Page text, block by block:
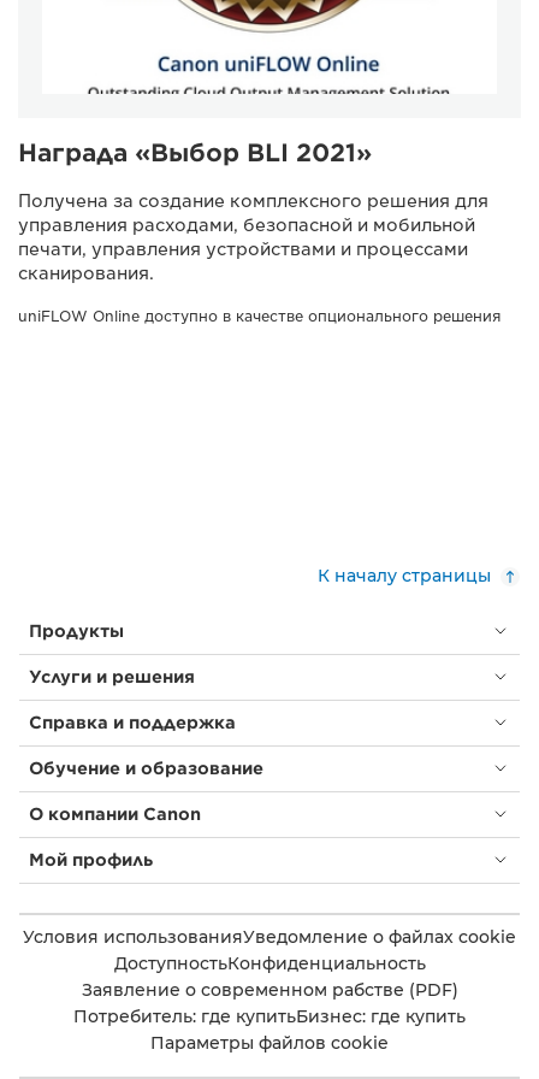
Награда «Выбор BLI 2021»
Получена за создание комплексного решения для
управления расходами, безопасной и мобильной
печати, управления устройствами и процессами
сканирования.
uniFLOW Online доступно в качестве опционального решения
К началу страницы
Продукты
Услуги и решения
Справка и поддержка
Обучение и образование
О компании Canon
Мой профиль
Условия использованияУведомление о файлах cookie
ДоступностьКонфиденциальность
Заявление о современном рабстве (PDF)
Потребитель: где купитьБизнес: где купить
Параметры файлов cookie